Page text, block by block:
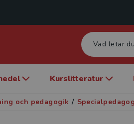
Kurslitteratur
och pedagogik /